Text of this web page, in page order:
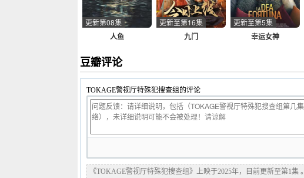
人鱼
更新第08集
九门
更新至第16集
幸运女神
更新至第5集
豆瓣评论
TOKAGE警视厅特殊犯搜查组的评论
《TOKAGE警视厅特殊犯搜查组》上映于2025年，目前更新至第1集 。